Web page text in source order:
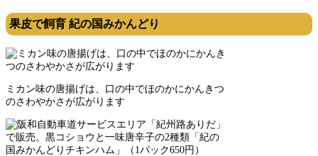
果皮で飼育 紀の国みかんどり
ミカン味の唐揚げは、口の中でほのかにかんきつ
のさわやかさが広がります